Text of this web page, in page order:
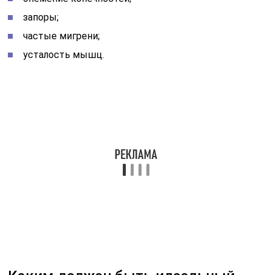
Существует много разных тренажеров, помогающих
предупреждать и излечивать заболевания опорно-
группы синергистов, что позволяет обеспечивать